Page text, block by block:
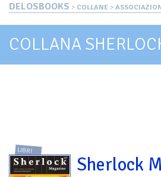
DELOSBOOKS > COLLANE >
COLLANA
LIBRI
Sherlock